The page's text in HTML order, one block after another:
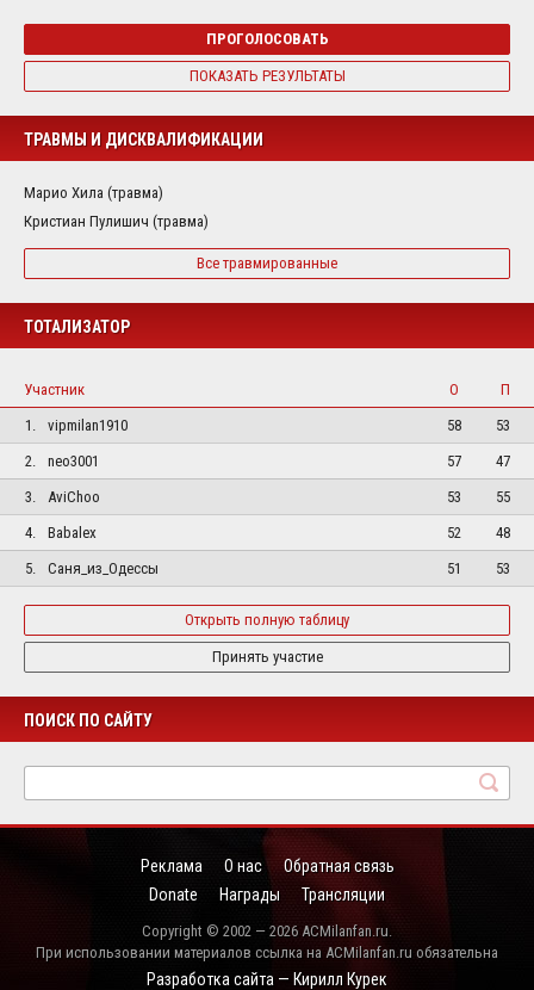
ПРОГОЛОСОВАТЬ
ПОКАЗАТЬ РЕЗУЛЬТАТЫ
ТРАВМЫ И ДИСКВАЛИФИКАЦИИ
Марио Хила (травма)
Кристиан Пулишич (травма)
Все травмированные
ТОТАЛИЗАТОР
Участник О
П
1.
vipmilan1910 58
53
2.
neo3001 57
47
3.
AviChoo 53
55
4.
Babalex 52
48
5.
Саня_из_Одессы 51 53
Открыть полную таблицу
Принять участие
ПОИСК ПО САЙТУ
Реклама О нас
Обратная связь
Donate
Награды Трансляции
Copyright © 2002 — 2026 ACMilanfan.ru.
При использовании материалов ссылка на ACMilanfan.ru обязательна
Разработка сайта — Кирилл Курек